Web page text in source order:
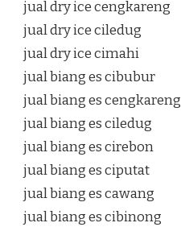
jual dry ice cengkareng
jual dry ice ciledug
jual dry ice cimahi
jual biang es cibubur
jual biang es cengkareng
jual biang es ciledug
jual biang es cirebon
jual biang es ciputat
jual biang es cawang
jual biang es cibinong